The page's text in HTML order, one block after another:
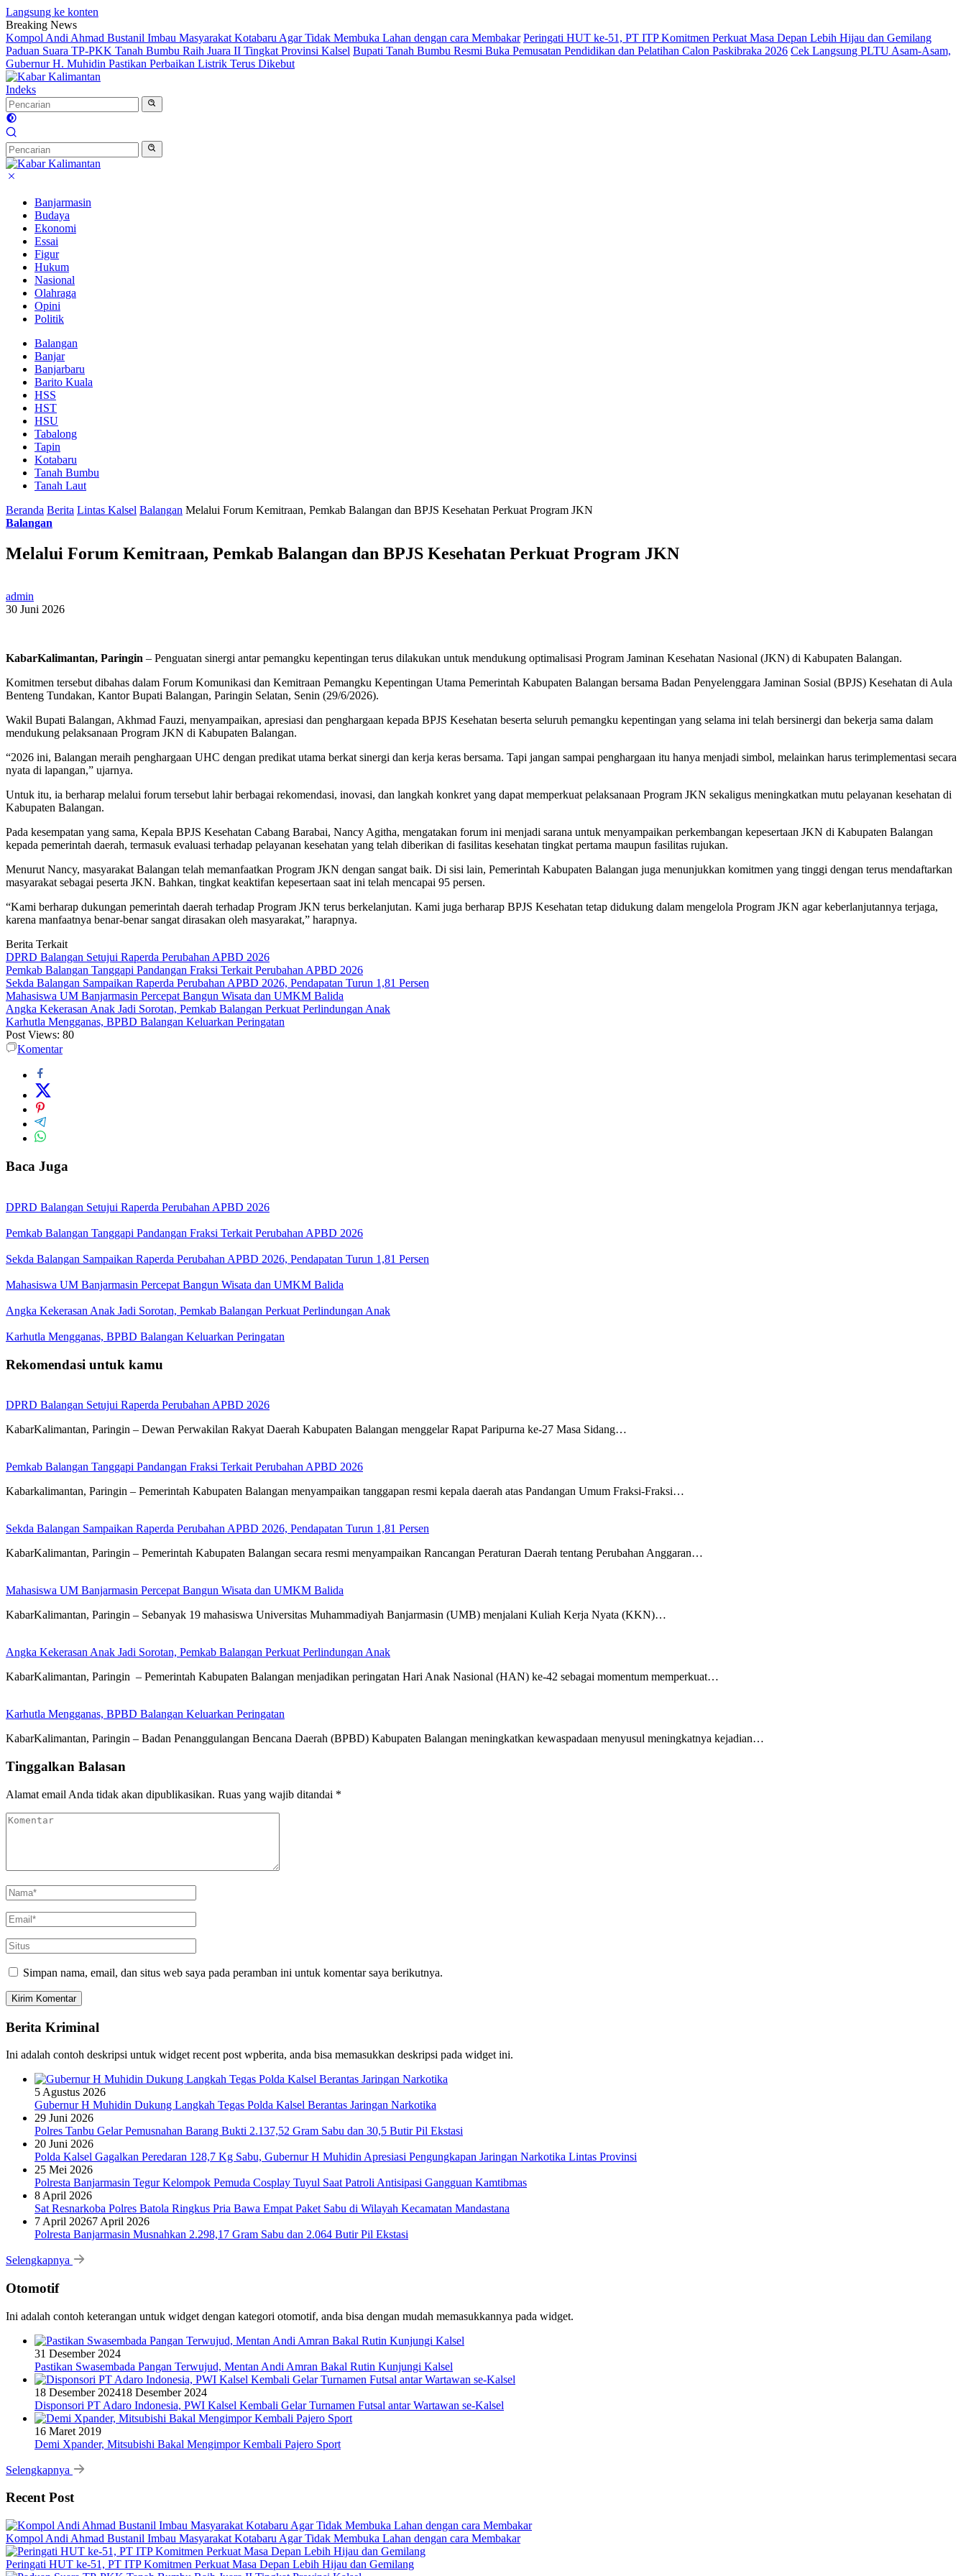
Langsung ke konten
Breaking News
Kompol Andi Ahmad Bustanil Imbau Masyarakat Kotabaru Agar Tidak Membuka Lahan dengan cara Membakar Peringati HUT ke-51, PT ITP Komitmen Perkuat Masa Depan Lebih Hijau dan Gemilang
Paduan Suara TP-PKK Tanah Bumbu Raih Juara II Tingkat Provinsi Kalsel Bupati Tanah Bumbu Resmi Buka Pemusatan Pendidikan dan Pelatihan Calon Paskibraka 2026 Cek Langsung PLTU Asam-Asam,
Gubernur H. Muhidin Pastikan Perbaikan Listrik Terus Dikebut
Indeks
Banjarmasin
Budaya
Ekonomi
Essai
Figur
Hukum
Nasional
Olahraga
Opini
Politik
Balangan
Banjar
Banjarbaru
Barito Kuala
HSS
HST
HSU
Tabalong
Tapin
Kotabaru
Tanah Bumbu
Tanah Laut
Beranda Berita Lintas Kalsel Balangan Melalui Forum Kemitraan, Pemkab Balangan dan BPJS Kesehatan Perkuat Program JKN
Balangan
Melalui Forum Kemitraan, Pemkab Balangan dan BPJS Kesehatan Perkuat Program JKN
admin
30 Juni 2026
KabarKalimantan, Paringin – Penguatan sinergi antar pemangku kepentingan terus dilakukan untuk mendukung optimalisasi Program Jaminan Kesehatan Nasional (JKN) di Kabupaten Balangan.
Komitmen tersebut dibahas dalam Forum Komunikasi dan Kemitraan Pemangku Kepentingan Utama Pemerintah Kabupaten Balangan bersama Badan Penyelenggara Jaminan Sosial (BPJS) Kesehatan di Aula
Benteng Tundakan, Kantor Bupati Balangan, Paringin Selatan, Senin (29/6/2026).
Wakil Bupati Balangan, Akhmad Fauzi, menyampaikan, apresiasi dan penghargaan kepada BPJS Kesehatan beserta seluruh pemangku kepentingan yang selama ini telah bersinergi dan bekerja sama dalam
mendukung pelaksanaan Program JKN di Kabupaten Balangan.
“2026 ini, Balangan meraih penghargaan UHC dengan predikat utama berkat sinergi dan kerja keras bersama. Tapi jangan sampai penghargaan itu hanya menjadi simbol, melainkan harus terimplementasi secara
nyata di lapangan,” ujarnya.
Untuk itu, ia berharap melalui forum tersebut lahir berbagai rekomendasi, inovasi, dan langkah konkret yang dapat memperkuat pelaksanaan Program JKN sekaligus meningkatkan mutu pelayanan kesehatan di
Kabupaten Balangan.
Pada kesempatan yang sama, Kepala BPJS Kesehatan Cabang Barabai, Nancy Agitha, mengatakan forum ini menjadi sarana untuk menyampaikan perkembangan kepesertaan JKN di Kabupaten Balangan
kepada pemerintah daerah, termasuk evaluasi terhadap pelayanan kesehatan yang telah diberikan di fasilitas kesehatan tingkat pertama maupun fasilitas rujukan.
Menurut Nancy, masyarakat Balangan telah memanfaatkan Program JKN dengan sangat baik. Di sisi lain, Pemerintah Kabupaten Balangan juga menunjukkan komitmen yang tinggi dengan terus mendaftarkan
masyarakat sebagai peserta JKN. Bahkan, tingkat keaktifan kepesertaan saat ini telah mencapai 95 persen.
“Kami berharap dukungan pemerintah daerah terhadap Program JKN terus berkelanjutan. Kami juga berharap BPJS Kesehatan tetap didukung dalam mengelola Program JKN agar keberlanjutannya terjaga,
karena manfaatnya benar-benar sangat dirasakan oleh masyarakat,” harapnya.
Berita Terkait
DPRD Balangan Setujui Raperda Perubahan APBD 2026
Pemkab Balangan Tanggapi Pandangan Fraksi Terkait Perubahan APBD 2026
Sekda Balangan Sampaikan Raperda Perubahan APBD 2026, Pendapatan Turun 1,81 Persen
Mahasiswa UM Banjarmasin Percepat Bangun Wisata dan UMKM Balida
Angka Kekerasan Anak Jadi Sorotan, Pemkab Balangan Perkuat Perlindungan Anak
Karhutla Mengganas, BPBD Balangan Keluarkan Peringatan
Post Views: 80
Komentar
Baca Juga
DPRD Balangan Setujui Raperda Perubahan APBD 2026
Pemkab Balangan Tanggapi Pandangan Fraksi Terkait Perubahan APBD 2026
Sekda Balangan Sampaikan Raperda Perubahan APBD 2026, Pendapatan Turun 1,81 Persen
Mahasiswa UM Banjarmasin Percepat Bangun Wisata dan UMKM Balida
Angka Kekerasan Anak Jadi Sorotan, Pemkab Balangan Perkuat Perlindungan Anak
Karhutla Mengganas, BPBD Balangan Keluarkan Peringatan
Rekomendasi untuk kamu
DPRD Balangan Setujui Raperda Perubahan APBD 2026
KabarKalimantan, Paringin – Dewan Perwakilan Rakyat Daerah Kabupaten Balangan menggelar Rapat Paripurna ke-27 Masa Sidang…
Pemkab Balangan Tanggapi Pandangan Fraksi Terkait Perubahan APBD 2026
Kabarkalimantan, Paringin – Pemerintah Kabupaten Balangan menyampaikan tanggapan resmi kepala daerah atas Pandangan Umum Fraksi-Fraksi…
Sekda Balangan Sampaikan Raperda Perubahan APBD 2026, Pendapatan Turun 1,81 Persen
KabarKalimantan, Paringin – Pemerintah Kabupaten Balangan secara resmi menyampaikan Rancangan Peraturan Daerah tentang Perubahan Anggaran…
Mahasiswa UM Banjarmasin Percepat Bangun Wisata dan UMKM Balida
KabarKalimantan, Paringin – Sebanyak 19 mahasiswa Universitas Muhammadiyah Banjarmasin (UMB) menjalani Kuliah Kerja Nyata (KKN)…
Angka Kekerasan Anak Jadi Sorotan, Pemkab Balangan Perkuat Perlindungan Anak
KabarKalimantan, Paringin – Pemerintah Kabupaten Balangan menjadikan peringatan Hari Anak Nasional (HAN) ke-42 sebagai momentum memperkuat…
Karhutla Mengganas, BPBD Balangan Keluarkan Peringatan
KabarKalimantan, Paringin – Badan Penanggulangan Bencana Daerah (BPBD) Kabupaten Balangan meningkatkan kewaspadaan menyusul meningkatnya kejadian…
Tinggalkan Balasan
Alamat email Anda tidak akan dipublikasikan. Ruas yang wajib ditandai *
Simpan nama, email, dan situs web saya pada peramban ini untuk komentar saya berikutnya.
Berita Kriminal
Ini adalah contoh deskripsi untuk widget recent post wpberita, anda bisa memasukkan deskripsi pada widget ini.
5 Agustus 2026
Gubernur H Muhidin Dukung Langkah Tegas Polda Kalsel Berantas Jaringan Narkotika
29 Juni 2026
Polres Tanbu Gelar Pemusnahan Barang Bukti 2.137,52 Gram Sabu dan 30,5 Butir Pil Ekstasi
20 Juni 2026
Polda Kalsel Gagalkan Peredaran 128,7 Kg Sabu, Gubernur H Muhidin Apresiasi Pengungkapan Jaringan Narkotika Lintas Provinsi
25 Mei 2026
Polresta Banjarmasin Tegur Kelompok Pemuda Cosplay Tuyul Saat Patroli Antisipasi Gangguan Kamtibmas
8 April 2026
Sat Resnarkoba Polres Batola Ringkus Pria Bawa Empat Paket Sabu di Wilayah Kecamatan Mandastana
7 April 20267 April 2026
Polresta Banjarmasin Musnahkan 2.298,17 Gram Sabu dan 2.064 Butir Pil Ekstasi
Selengkapnya
Otomotif
Ini adalah contoh keterangan untuk widget dengan kategori otomotif, anda bisa dengan mudah memasukkannya pada widget.
31 Desember 2024
Pastikan Swasembada Pangan Terwujud, Mentan Andi Amran Bakal Rutin Kunjungi Kalsel
18 Desember 202418 Desember 2024
Disponsori PT Adaro Indonesia, PWI Kalsel Kembali Gelar Turnamen Futsal antar Wartawan se-Kalsel
16 Maret 2019
Demi Xpander, Mitsubishi Bakal Mengimpor Kembali Pajero Sport
Selengkapnya
Recent Post
Kompol Andi Ahmad Bustanil Imbau Masyarakat Kotabaru Agar Tidak Membuka Lahan dengan cara Membakar
Peringati HUT ke-51, PT ITP Komitmen Perkuat Masa Depan Lebih Hijau dan Gemilang